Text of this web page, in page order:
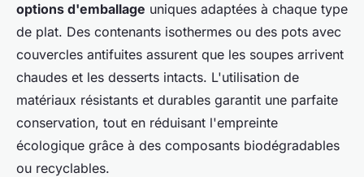
options d'emballage uniques adaptées à chaque type
de plat. Des contenants isothermes ou des pots avec
couvercles antifuites assurent que les soupes arrivent
chaudes et les desserts intacts. L'utilisation de
matériaux résistants et durables garantit une parfaite
conservation, tout en réduisant l'empreinte
écologique grâce à des composants biodégradables
ou recyclables.